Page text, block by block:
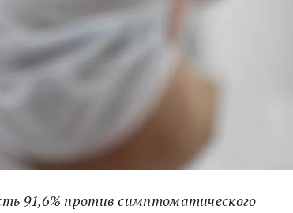
91,6% против симптоматического